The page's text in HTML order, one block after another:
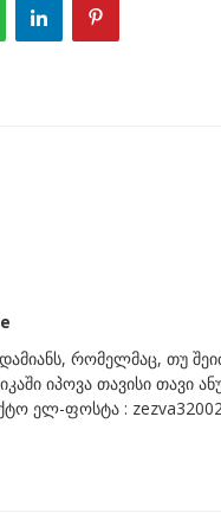
რომელმაც, თუ
იპოვა თავისი თავი
ელ-ფოსტა :